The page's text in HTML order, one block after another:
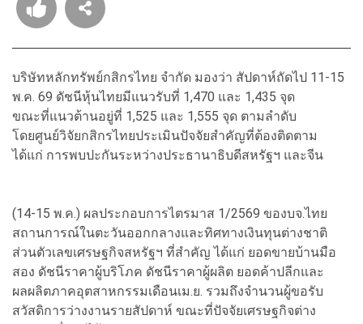
บริษัทหลักทรัพย์กสิกรไทย จำกัด มองว่า สัปดาห์ถัดไป 11-15
พ.ค. 69 ดัชนีหุ้นไทยมีแนวรับที่ 1,470 และ 1,435 จุด
ขณะที่แนวต้านอยู่ที่ 1,525 และ 1,555 จุด ตามลำดับ
โดยศูนย์วิจัยกสิกรไทยประเมินปัจจัยสำคัญที่ต้องติดตาม
ได้แก่ การพบปะกันระหว่างประธานาธิบดีสหรัฐฯ และจีน
(14-15 พ.ค.) ผลประกอบการไตรมาส 1/2569 ของบจ.ไทย
สถานการณ์ในตะวันออกกลางและทิศทางเงินทุนต่างชาติ
ส่วนตัวเลขเศรษฐกิจสหรัฐฯ ที่สำคัญ ได้แก่ ยอดขายบ้านมือ
สอง ดัชนีราคาผู้บริโภค ดัชนีราคาผู้ผลิต ยอดค้าปลีกและ
ผลผลิตภาคอุตสาหกรรมเดือนเม.ย. รวมถึงจำนวนผู้ขอรับ
สวัสดิการว่างงานรายสัปดาห์ ขณะที่ปัจจัยเศรษฐกิจต่าง